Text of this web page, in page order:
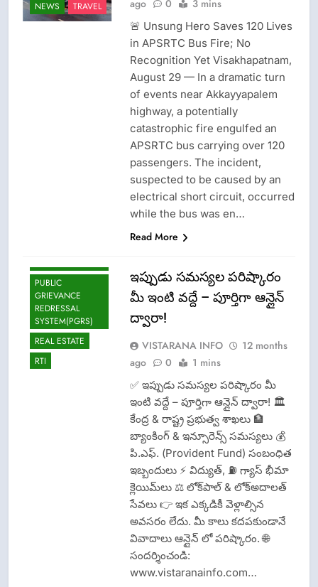
NEWS
TRAVEL
ago
0 3 mins
🚨 Unsung Hero Saves 120 Lives
in APSRTC Bus Fire; No
Recognition Yet Visakhapatnam,
August 29 — In a dramatic turn
of events near Akkayyapalem
highway, a potentially
catastrophic fire engulfed an
APSRTC bus carrying over 120
passengers. The incident,
suspected to be caused by an
electrical short circuit, occurred
while the bus was en…
Read More
GOVT-GOVT OF
INDIA
PUBLIC
GRIEVANCE
REDRESSAL
SYSTEM(PGRS)
REAL ESTATE
RTI
ఇప్పుడు సమస్యల పరిష్కారం
మీ ఇంటి వద్దే – పూర్తిగా ఆన్లైన్
ద్వారా!
VISTARANA INFO
12 months
ago
0 1 mins
✅ ఇప్పుడు సమస్యల పరిష్కారం మీ
ఇంటి వద్దే – పూర్తిగా ఆన్లైన్ ద్వారా! 🏛️
కేంద్ర & రాష్ట్ర ప్రభుత్వ శాఖలు 🏦
బ్యాంకింగ్ & ఇన్సూరెన్స్ సమస్యలు 💰
పి.ఎఫ్. (Provident Fund) సంబంధిత
ఇబ్బందులు ⚡ విద్యుత్, ⛽ గ్యాస్ భీమా
క్లెయిమ్‌లు ⚖️ లోక్‌పాల్ & లోక్అదాలత్
సేవలు 👉 ఇక ఎక్కడికీ వెళ్లాల్సిన
అవసరం లేదు. మీ కాలు కదపకుండానే
వివాదాలు ఆన్లైన్ లో పరిష్కారం. 🌐
సందర్శించండి:
www.vistaranainfo.com…
CISF-SECURITY
CRIME NEW
DGP-CENTRAL
GOVT-GOVT OF